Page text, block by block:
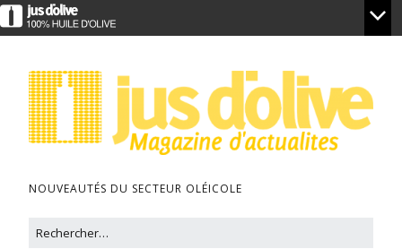
NOUVEAUTÉS DU SECTEUR OLÉICOLE